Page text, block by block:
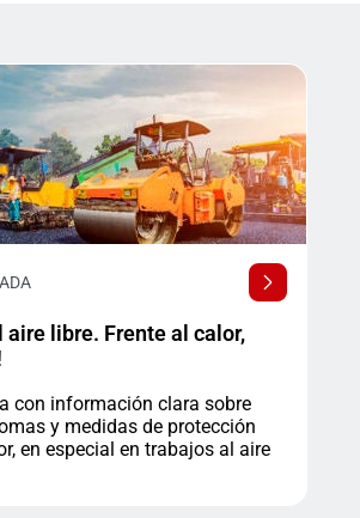
aire libre. Frente al calor,
con información clara sobre
y medidas de protección
en especial en trabajos al aire